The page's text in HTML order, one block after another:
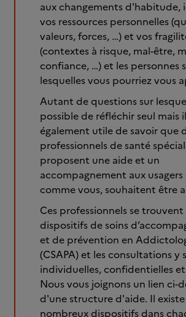
aux changements d'habitude,
vos ressources personnelles
valeurs, forces, …) et vos
(contextes à risque, mal-être,
confiance, …) et les personnes
lesquelles vous pourriez vous
Autant de questions sur
possible de réfléchir seul mais
également utile de savoir que
professionnels de santé
proposent une aide et un
accompagnement aux
comme vous, souhaitent être
Ces professionnels se
dispositifs de soins
et de prévention en
(CSAPA) et les consultations y
individuelles, confidentielles
Nous vous joignons un lien ci-
d'une structure d'aide. Il
nombreux dispositifs dans